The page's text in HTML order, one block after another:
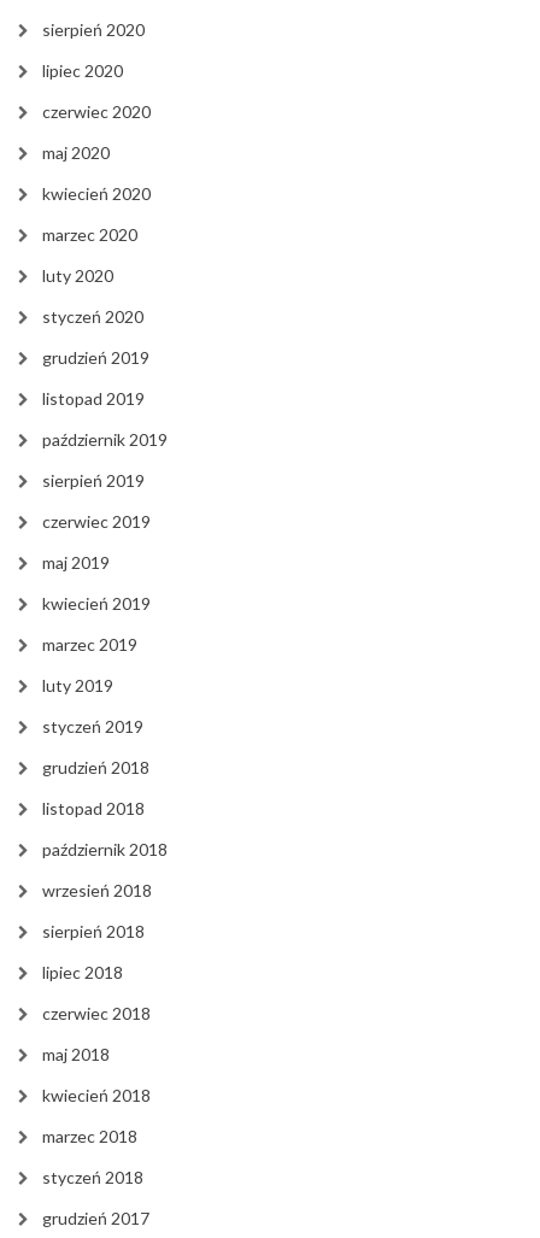
sierpień 2020
lipiec 2020
czerwiec 2020
maj 2020
kwiecień 2020
marzec 2020
luty 2020
styczeń 2020
grudzień 2019
listopad 2019
październik 2019
sierpień 2019
czerwiec 2019
maj 2019
kwiecień 2019
marzec 2019
luty 2019
styczeń 2019
grudzień 2018
listopad 2018
październik 2018
wrzesień 2018
sierpień 2018
lipiec 2018
czerwiec 2018
maj 2018
kwiecień 2018
marzec 2018
styczeń 2018
grudzień 2017